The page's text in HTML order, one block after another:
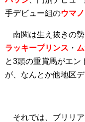
手デビュー組のウマ
南関は生え抜きの勢
ラッキープリンス ・
と3頭の重賞馬がエン
が、なんとか他地区
それでは、ブリリア